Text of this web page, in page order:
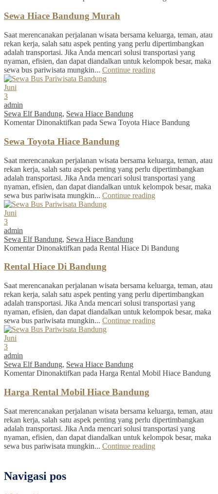
Sewa Hiace Bandung Murah
Saat merencanakan perjalanan wisata bersama keluarga, teman, atau
rekan kerja, salah satu aspek penting yang perlu dipertimbangkan
adalah transportasi. Jika Anda mencari solusi transportasi yang
nyaman, efisien, dan dapat diandalkan untuk kelompok besar, maka
sewa bus pariwisata mungkin... Continue reading
Juni
3
admin
Sewa Elf Bandung, Sewa Hiace Bandung
Komentar Dinonaktifkan pada Sewa Toyota Hiace Bandung
Sewa Toyota Hiace Bandung
Saat merencanakan perjalanan wisata bersama keluarga, teman, atau
rekan kerja, salah satu aspek penting yang perlu dipertimbangkan
adalah transportasi. Jika Anda mencari solusi transportasi yang
nyaman, efisien, dan dapat diandalkan untuk kelompok besar, maka
sewa bus pariwisata mungkin... Continue reading
Juni
3
admin
Sewa Elf Bandung, Sewa Hiace Bandung
Komentar Dinonaktifkan pada Rental Hiace Di Bandung
Rental Hiace Di Bandung
Saat merencanakan perjalanan wisata bersama keluarga, teman, atau
rekan kerja, salah satu aspek penting yang perlu dipertimbangkan
adalah transportasi. Jika Anda mencari solusi transportasi yang
nyaman, efisien, dan dapat diandalkan untuk kelompok besar, maka
sewa bus pariwisata mungkin... Continue reading
Juni
3
admin
Sewa Elf Bandung, Sewa Hiace Bandung
Komentar Dinonaktifkan pada Harga Rental Mobil Hiace Bandung
Harga Rental Mobil Hiace Bandung
Saat merencanakan perjalanan wisata bersama keluarga, teman, atau
rekan kerja, salah satu aspek penting yang perlu dipertimbangkan
adalah transportasi. Jika Anda mencari solusi transportasi yang
nyaman, efisien, dan dapat diandalkan untuk kelompok besar, maka
sewa bus pariwisata mungkin... Continue reading
Navigasi pos